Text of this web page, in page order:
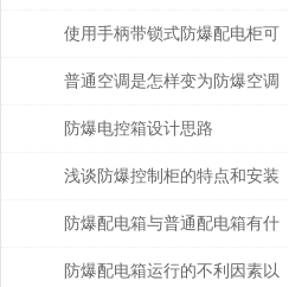
使用手柄带锁式防爆配电柜可
保障安全，提高效率
普通空调是怎样变为防爆空调
的？
防爆电控箱设计思路
浅谈防爆控制柜的特点和安装
标准
防爆配电箱与普通配电箱有什
么区别
防爆配电箱运行的不利因素以